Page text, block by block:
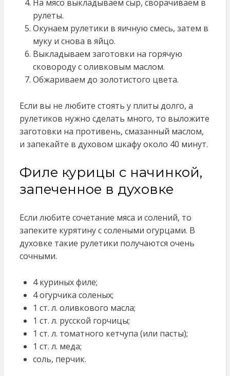
На мясо выкладываем сыр, сворачиваем в
рулеты.
Окунаем рулетики в яичную смесь, затем в
муку и снова в яйцо.
Выкладываем заготовки на горячую
сковороду с оливковым маслом.
Обжариваем до золотистого цвета.
Если вы не любите стоять у плиты долго, а
рулетиков нужно сделать много, то выложите
заготовки на противень, смазанный маслом,
и запекайте в духовом шкафу около 40 минут.
Филе курицы с начинкой,
запеченное в духовке
Если любите сочетание мяса и солений, то
запеките курятину с солеными огурцами. В
духовке такие рулетики получаются очень
сочными.
4 куриных филе;
4 огурчика соленых;
1 ст. л. оливкового масла;
1 ст. л. русской горчицы;
1 ст. л. томатного кетчупа (или пасты);
1 ст. л. меда;
соль, перчик.